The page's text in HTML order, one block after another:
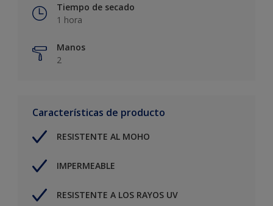
Tiempo de secado
1 hora
Manos
2
Características de producto
RESISTENTE AL MOHO
IMPERMEABLE
RESISTENTE A LOS RAYOS UV